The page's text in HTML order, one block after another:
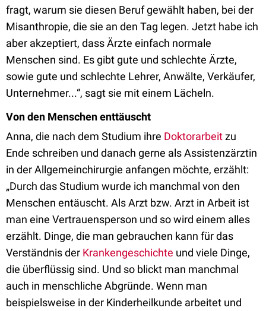
fragt, warum sie diesen Beruf gewählt haben, bei der
Misanthropie, die sie an den Tag legen. Jetzt habe ich
aber akzeptiert, dass Ärzte einfach normale
Menschen sind. Es gibt gute und schlechte Ärzte,
sowie gute und schlechte Lehrer, Anwälte, Verkäufer,
Unternehmer...“, sagt sie mit einem Lächeln.
Von den Menschen enttäuscht
Anna, die nach dem Studium ihre Doktorarbeitzu
Ende schreiben und danach gerne als Assistenzärztin
in der Allgemeinchirurgie anfangen möchte, erzählt:
„Durch das Studium wurde ich manchmal von den
Menschen entäuscht. Als Arzt bzw. Arzt in Arbeit ist
man eine Vertrauensperson und so wird einem alles
erzählt. Dinge, die man gebrauchen kann für das
Verständnis der Krankengeschichte und viele Dinge,
die überflüssig sind. Und so blickt man manchmal
auch in menschliche Abgründe. Wenn man
beispielsweise in der Kinderheilkunde arbeitet und